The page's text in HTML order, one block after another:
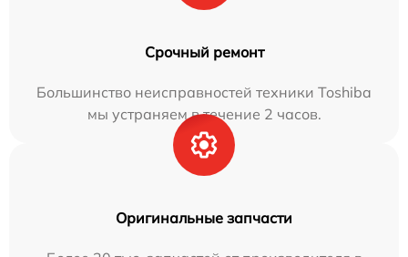
Срочный ремонт
Большинство неисправностей техники Toshiba
мы устраняем в течение 2 часов.
Оригинальные запчасти